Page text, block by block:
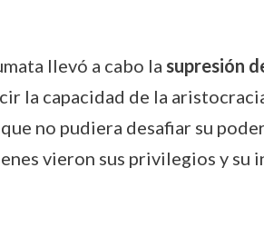
llevó a cabo la supresión
la capacidad de la
no pudiera desafiar su
vieron sus privilegios y su